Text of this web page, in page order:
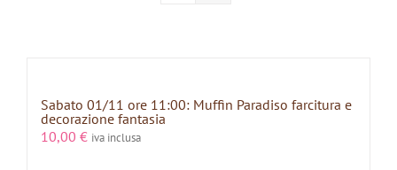
Sabato 01/11 ore 11:00: Muffin Paradiso farcitura e
decorazione fantasia
10,00 € iva inclusa